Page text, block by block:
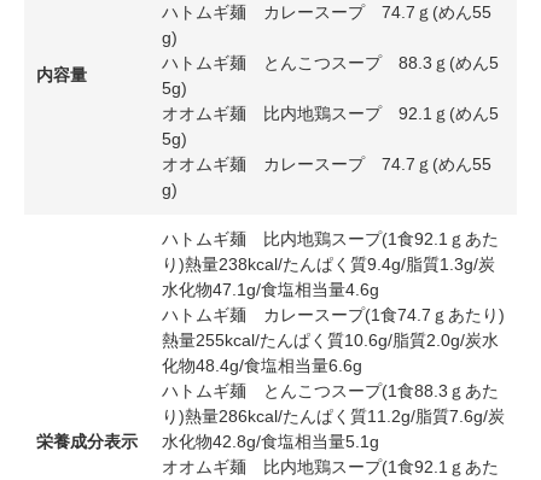
内容量
ハトムギ麺 カレースープ 74.7ｇ(めん55
g)
ハトムギ麺 とんこつスープ 88.3ｇ(めん5
5g)
オオムギ麺 比内地鶏スープ 92.1ｇ(めん5
5g)
オオムギ麺 カレースープ 74.7ｇ(めん55
g)
栄養成分表示
ハトムギ麺 比内地鶏スープ(1食92.1ｇあた
り)熱量238kcal/たんぱく質9.4g/脂質1.3g/炭
水化物47.1g/食塩相当量4.6g
ハトムギ麺 カレースープ(1食74.7ｇあたり)
熱量255kcal/たんぱく質10.6g/脂質2.0g/炭水
化物48.4g/食塩相当量6.6g
ハトムギ麺 とんこつスープ(1食88.3ｇあた
り)熱量286kcal/たんぱく質11.2g/脂質7.6g/炭
水化物42.8g/食塩相当量5.1g
オオムギ麺 比内地鶏スープ(1食92.1ｇあた